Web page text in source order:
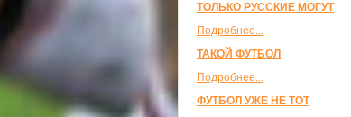
ТОЛЬКО РУССКИЕ МОГУТ
Подробнее...
ТАКОЙ ФУТБОЛ
Подробнее...
ФУТБОЛ УЖЕ НЕ ТОТ